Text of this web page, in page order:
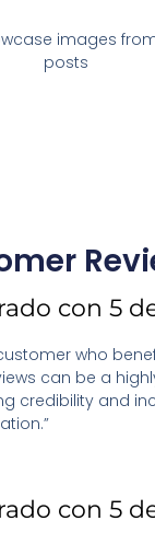
images
posts
con 5
who
can be a
credibility and
con 5